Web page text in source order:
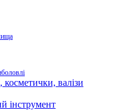
валізи
інструмент